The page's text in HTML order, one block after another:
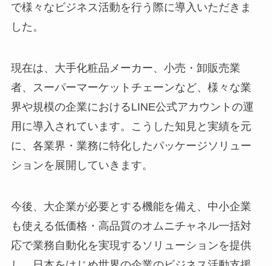
で様々なビジネス活動を行う際に導入いただきま
した。
現在は、大手化粧品メーカー、小売・卸販売業
者、スーパーマーケットチェーンなど、様々な業
界や規模の企業におけるLINE公式アカウントの運
用に導入されています。こうした知見と実績を元
に、各業界・業務に特化したパッケージソリュー
ションを展開していきます。
今後、大企業が必要とする機能を備え、中小企業
も使える低価格・高品質のオムニチャネル一括対
応で業務自動化を実現するソリューションを提供